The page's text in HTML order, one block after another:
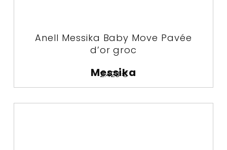
Anell Messika Baby Move Pavée
d’or groc
Messika
2.423€